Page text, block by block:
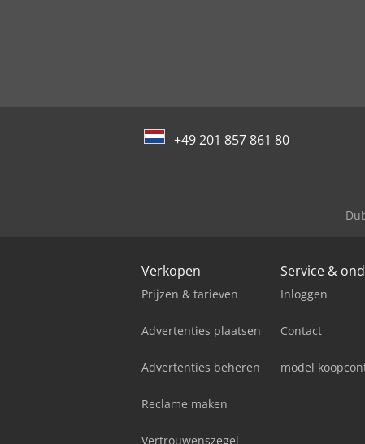
+49 201 857 861 80
Verkopen
Prijzen & tarieven
Advertenties plaatsen
Advertenties beheren
Reclame maken
Vertrouwenszegel
Service &
Inloggen
Contact
model